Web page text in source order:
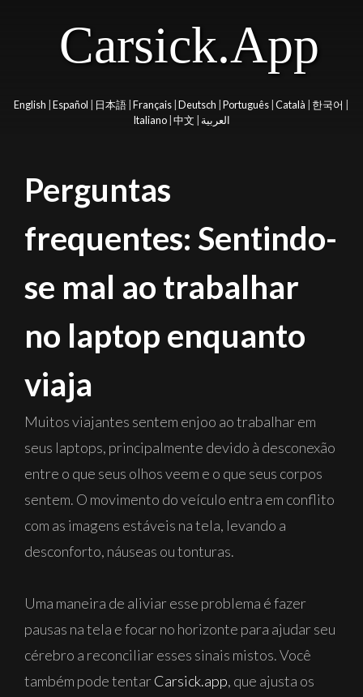
Carsick.App
English |Español 日本語 |Français |Deutsch |Português |Català 한국어
Italiano| 中文 العربية
Perguntas
frequentes: Sentindo-
se mal ao trabalhar
no laptop enquanto
viaja
Muitos viajantes sentem enjoo ao trabalhar em
seus laptops, principalmente devido à desconexão
entre o que seus olhos veem e o que seus corpos
sentem. O movimento do veículo entra em conflito
com as imagens estáveis na tela, levando a
desconforto, náuseas ou tonturas.
Uma maneira de aliviar esse problema é fazer
pausas na tela e focar no horizonte para ajudar seu
cérebro a reconciliar esses sinais mistos. Você
também pode tentarCarsick.app, que ajusta os